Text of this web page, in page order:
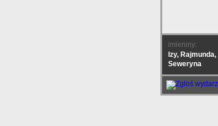
imieniny:
Izy, Rajmunda,
Seweryna